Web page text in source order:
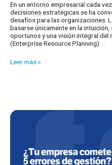
En un entorno empresarial cada
decisiones estratégicas se ha
desafíos para las organizaciones.
basarse únicamente en la
oportunos y una visión integral del
(Enterprise Resource Planning) …
¿Cómo
tu
Leer más »